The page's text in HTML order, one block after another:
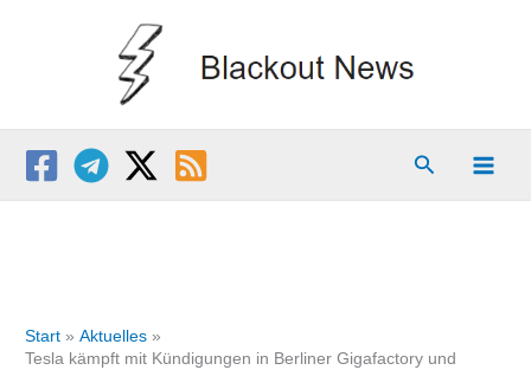
Suchen
Start
Aktuelles
Tesla kämpft mit Kündigungen in Berliner Gigafactory und